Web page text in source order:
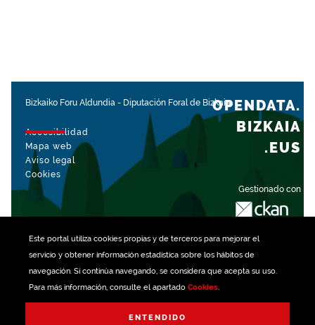
Este portal utiliza cookiespropias y de terceros para mejorar el
servicio y obtener información estadística sobre los hábitos de
navegación. Si continúa navegando, se considera que acepta su uso.
Para más información, consulte el apartado Cookies.
ENTENDIDO
Bizkaiko Foru Aldundia - Diputación Foral de Bizkaia
Accesibilidad
Mapa web
Aviso legal
Cookies
Gestionado con
OPENDATA.
BIZKAIA
.EUS